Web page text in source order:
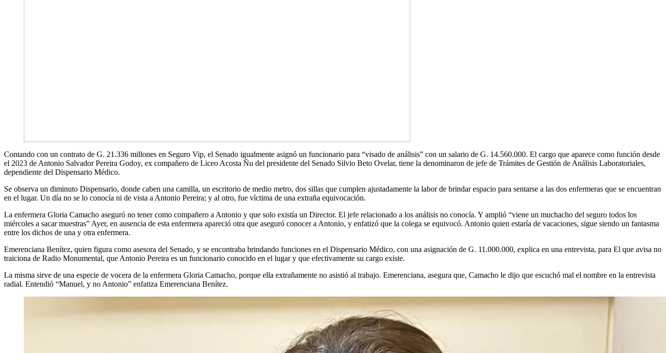
Contando con un contrato de G. 21.336 millones en Seguro Vip, el Senado igualmente asignó un funcionario para “visado de análisis” con un salario de G. 14.560.000. El cargo que aparece como función desde
el 2023 de Antonio Salvador Pereira Godoy, ex compañero de Liceo Acosta Ñu del presidente del Senado Silvio Beto Ovelar, tiene la denominaron de jefe de Trámites de Gestión de Análisis Laboratoriales,
dependiente del Dispensario Médico.
Se observa un diminuto Dispensario, donde caben una camilla, un escritorio de medio metro, dos sillas que cumplen ajustadamente la labor de brindar espacio para sentarse a las dos enfermeras que se encuentran
en el lugar. Un día no se lo conocía ni de vista a Antonio Pereira; y al otro, fue víctima de una extraña equivocación.
La enfermera Gloria Camacho aseguró no tener como compañero a Antonio y que solo existía un Director. El jefe relacionado a los análisis no conocía. Y amplió “viene un muchacho del seguro todos los
miércoles a sacar muestras” Ayer, en ausencia de esta enfermera apareció otra que aseguró conocer a Antonio, y enfatizó que la colega se equivocó. Antonio quien estaría de vacaciones, sigue siendo un fantasma
entre los dichos de una y otra enfermera.
Emerenciana Benítez, quien figura como asesora del Senado, y se encontraba brindando funciones en el Dispensario Médico, con una asignación de G. 11.000.000, explica en una entrevista, para El que avisa no
traiciona de Radio Monumental, que Antonio Pereira es un funcionario conocido en el lugar y que efectivamente su cargo existe.
La misma sirve de una especie de vocera de la enfermera Gloria Camacho, porque ella extrañamente no asistió al trabajo. Emerenciana, asegura que, Camacho le dijo que escuchó mal el nombre en la entrevista
radial. Entendió “Manuel, y no Antonio” enfatiza Emerenciana Benítez.